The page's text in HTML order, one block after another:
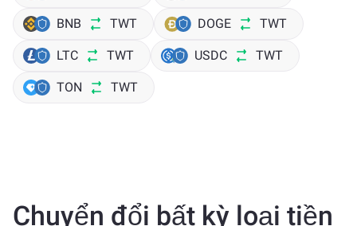
BNB TWT DOGE TWT
LTC TWT USDC TWT
TON TWT
Chuyển đổi bất kỳ loại tiền